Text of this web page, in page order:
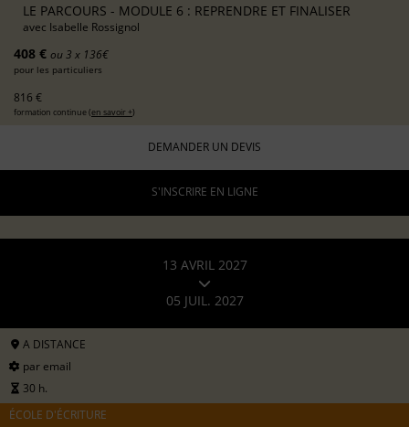
LE PARCOURS - MODULE 6 : REPRENDRE ET FINALISER
avec Isabelle Rossignol
408 € ou 3 x 136€
pour les particuliers
816 €
formation continue (en savoir +)
DEMANDER UN DEVIS
S'INSCRIRE EN LIGNE
13 AVRIL 2027
05 JUIL. 2027
A DISTANCE
par email
30 h.
ÉCOLE D'ÉCRITURE